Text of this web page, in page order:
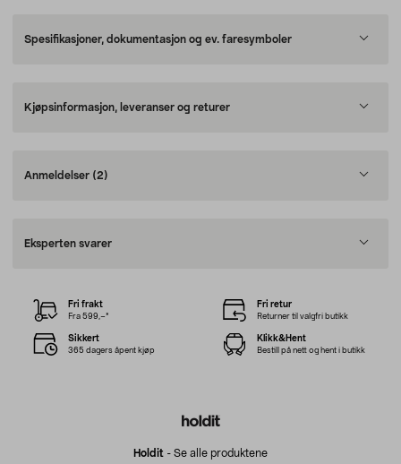
Spesifikasjoner, dokumentasjon og ev. faresymboler
Kjøpsinformasjon, leveranser og returer
Anmeldelser (2)
Eksperten svarer
Holdit - Se alle produktene
Fri frakt
Fra 599,–*
Fri retur
Returner til valgfri butikk
Sikkert
365 dagers åpent kjøp
Klikk&Hent
Bestill på nett og hent i butikk